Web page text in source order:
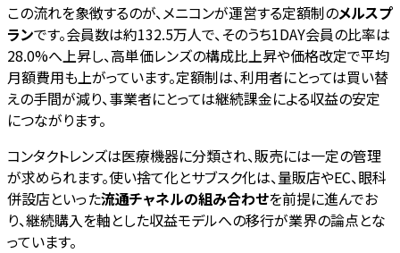
この流れを象徴するのが、メニコンが運営する定額制のメルスプ
ランです。会員数は約132.5万人で、そのうち1DAY会員の比率は
28.0%へ上昇し、高単価レンズの構成比上昇や価格改定で平均
月額費用も上がっています。定額制は、利用者にとっては買い替
えの手間が減り、事業者にとっては継続課金による収益の安定
につながります。
コンタクトレンズは医療機器に分類され、販売には一定の管理
が求められます。使い捨て化とサブスク化は、量販店やEC、眼科
併設店といった流通チャネルの組み合わせを前提に進んでお
り、継続購入を軸とした収益モデルへの移行が業界の論点とな
っています。